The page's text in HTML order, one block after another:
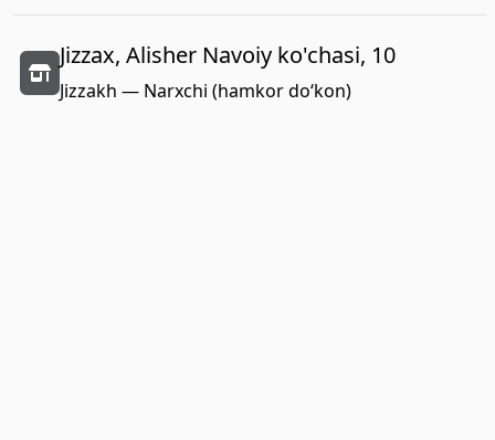
Jizzax, Alisher Navoiy ko'chasi, 10
Jizzakh — Narxchi (hamkor do‘kon)